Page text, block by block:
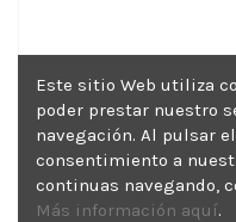
Este sitio Web utiliza
poder prestar nuestro
navegación. Al pulsar
consentimiento a
continuas navegando,
Más información aquí.